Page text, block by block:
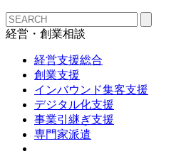
経営・創業相談
経営支援総合
創業支援
インバウンド集客支援
デジタル化支援
事業引継ぎ支援
専門家派遣